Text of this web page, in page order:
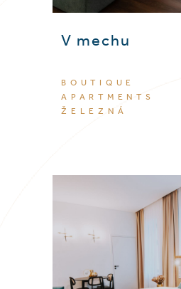
V mechu
BOUTIQUE
APARTMENTS
ŽELEZNÁ